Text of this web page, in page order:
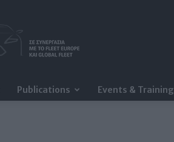
Publications Events & Training